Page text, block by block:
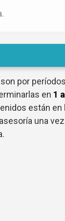
por
en 1
están en
una